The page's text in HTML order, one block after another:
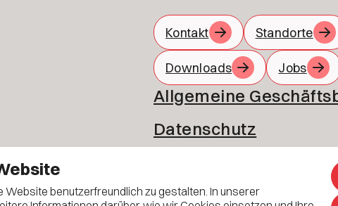
Kontakt Standorte
Downloads Jobs
Allgemeine
Datenschutz
benutzerfreundlich zu gestalten. In unserer